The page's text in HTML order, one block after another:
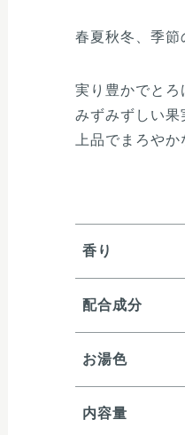
春夏秋冬、季
実り豊かでと
みずみずしい
上品でまろや
香り
配合成分
お湯色
内容量